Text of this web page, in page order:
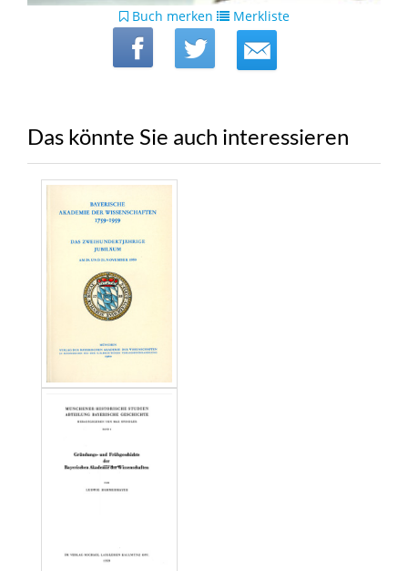
Buch merken Merkliste
Das könnte Sie auch interessieren